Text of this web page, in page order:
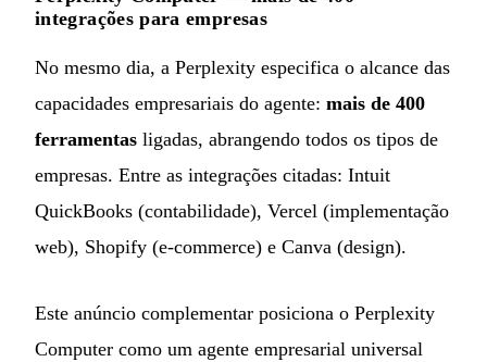
integrações para empresas
No mesmo dia, a Perplexity especifica o alcance das
capacidades empresariais do agente: mais de 400
ferramentas ligadas, abrangendo todos os tipos de
empresas. Entre as integrações citadas: Intuit
QuickBooks (contabilidade), Vercel (implementação
web), Shopify (e-commerce) e Canva (design).
Este anúncio complementar posiciona o Perplexity
Computer como um agente empresarial universal